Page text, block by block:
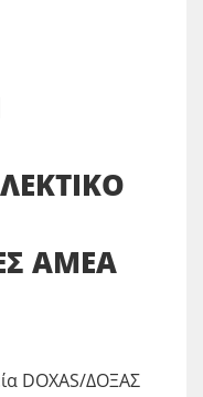
ΑΜΕΑ
DOXAS/ΔΟΞΑΣ